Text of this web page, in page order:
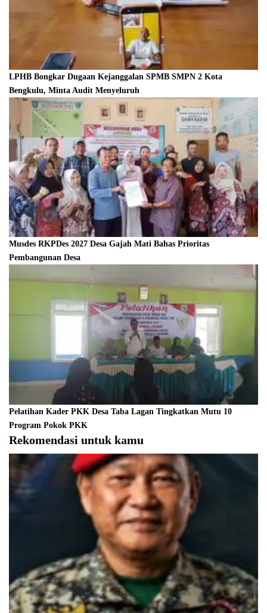
LPHB Bongkar Dugaan Kejanggalan SPMB SMPN 2 Kota
Bengkulu, Minta Audit Menyeluruh
Musdes RKPDes 2027 Desa Gajah Mati Bahas Prioritas
Pembangunan Desa
Pelatihan Kader PKK Desa Taba Lagan Tingkatkan Mutu 10
Program Pokok PKK
Rekomendasi untuk kamu